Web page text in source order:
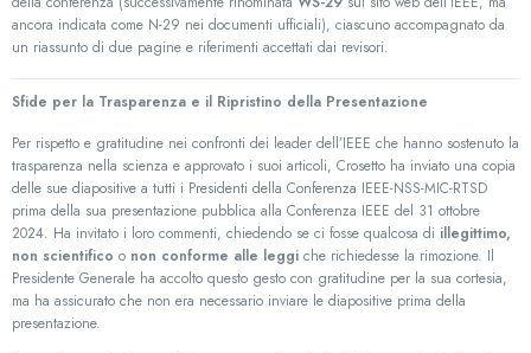
ancora indicata come N-29 nei documenti ufficiali), ciascuno accompagnato da
un riassunto di due pagine e riferimenti accettati dai revisori.
Sfide per la Trasparenza e il Ripristino della Presentazione
Per rispetto e gratitudine nei confronti dei leader dell’IEEE che hanno sostenuto la
trasparenza nella scienza e approvato i suoi articoli, Crosetto ha inviato una copia
delle sue diapositive a tutti i Presidenti della Conferenza IEEE-NSS-MIC-RTSD
prima della sua presentazione pubblica alla Conferenza IEEE del 31 ottobre
2024. Ha invitato i loro commenti, chiedendo se ci fosse qualcosa di illegittimo,
non scientifico o non conforme alle leggi che richiedesse la rimozione. Il
Presidente Generale ha accolto questo gesto con gratitudine per la sua cortesia,
ma ha assicurato che non era necessario inviare le diapositive prima della
presentazione.